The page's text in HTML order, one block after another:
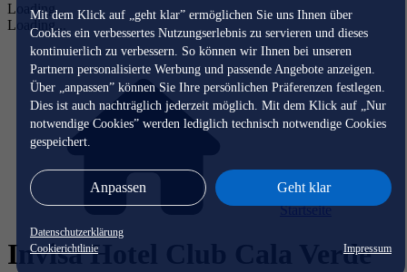
Mit dem Klick auf „geht klar” ermöglichen Sie uns Ihnen über
Cookies ein verbessertes Nutzungserlebnis zu servieren und dieses
kontinuierlich zu verbessern. So können wir Ihnen bei unseren
Partnern personalisierte Werbung und passende Angebote anzeigen.
Über „anpassen” können Sie Ihre persönlichen Präferenzen festlegen.
Dies ist auch nachträglich jederzeit möglich. Mit dem Klick auf „Nur
notwendige Cookies” werden lediglich technisch notwendige Cookies
gespeichert.
Anpassen Geht klar
Datenschutzerklärung
Cookierichtlinie
Impressum
Loading...
Loading...
Startseite
Invisa Hotel Club Cala Verde